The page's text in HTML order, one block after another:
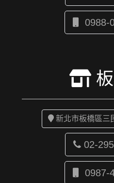
0988-
板
新北市板橋區三
02-
0987-